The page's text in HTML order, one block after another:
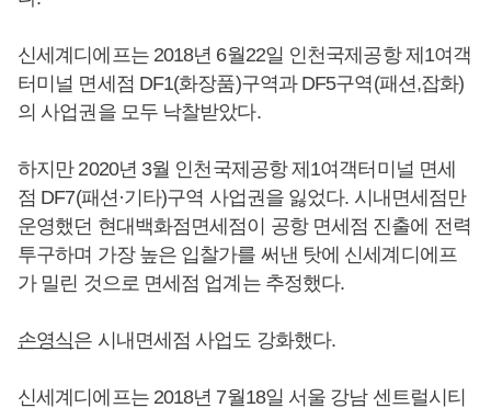
신세계디에프는 2018년 6월22일 인천국제공항 제1여객
터미널 면세점 DF1(화장품)구역과 DF5구역(패션,잡화)
의 사업권을 모두 낙찰받았다.
하지만 2020년 3월 인천국제공항 제1여객터미널 면세
점 DF7(패션·기타)구역 사업권을 잃었다. 시내면세점만
운영했던 현대백화점면세점이 공항 면세점 진출에 전력
투구하며 가장 높은 입찰가를 써낸 탓에 신세계디에프
가 밀린 것으로 면세점 업계는 추정했다.
손영식은 시내면세점 사업도 강화했다.
신세계디에프는 2018년 7월18일 서울 강남 센트럴시티